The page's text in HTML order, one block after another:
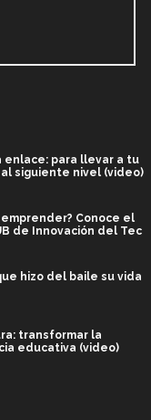
enlace: para llevar a tu
siguiente nivel (video)
emprender? Conoce el
de Innovación del Tec
hizo del baile su vida
transformar la
educativa (video)